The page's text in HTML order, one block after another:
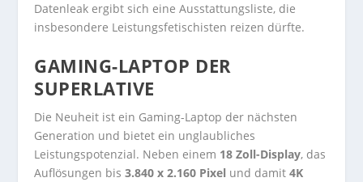
Datenleak ergibt sich eine Ausstattungsliste, die
insbesondere Leistungsfetischisten reizen dürfte.
GAMING-LAPTOP DER
SUPERLATIVE
Die Neuheit ist ein Gaming-Laptop der nächsten
Generation und bietet ein unglaubliches
Leistungspotenzial. Neben einem 18 Zoll-Display, das
Auflösungen bis3.840 x 2.160 Pixel und damit4K